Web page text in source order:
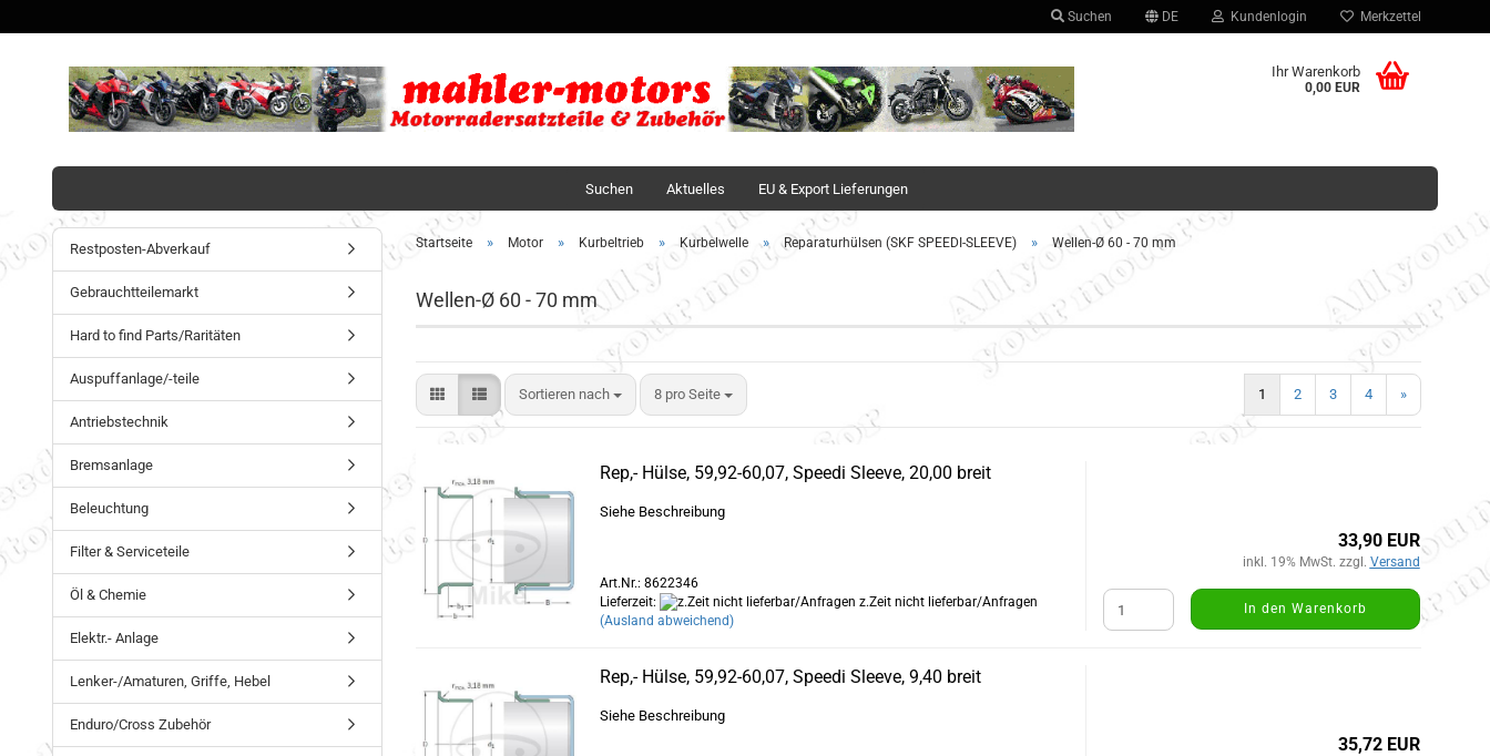
Suchen DE
Sprache auswählen
Kundenlogin
Konto erstellen
Passwort vergessen?
Merkzettel
Ihr Warenkorb
0,00 EUR
Suchen Aktuelles EU & Export Lieferungen
Startseite » Motor » Kurbeltrieb » Kurbelwelle » Reparaturhülsen (SKF SPEEDI-SLEEVE) » Wellen-Ø 60 - 70 mm
Wellen-Ø 60 - 70 mm
Sortieren nach 8 pro Seite 1 2 3 4 »
Rep,- Hülse, 59,92-60,07, Speedi Sleeve, 20,00 breit
Siehe Beschreibung
Art.Nr.: 8622346
Lieferzeit:
z.Zeit nicht lieferbar/Anfragen
(Ausland abweichend)
33,90 EUR
inkl. 19% MwSt. zzgl. Versand
In den Warenkorb
Rep,- Hülse, 59,92-60,07, Speedi Sleeve, 9,40 breit
Siehe Beschreibung
35,72 EUR
Restposten-Abverkauf
Gebrauchtteilemarkt
Hard to find Parts/Raritäten
Auspuffanlage/-teile
Antriebstechnik
Bremsanlage
Beleuchtung
Filter & Serviceteile
Öl & Chemie
Elektr.- Anlage
Lenker-/Amaturen, Griffe, Hebel
Enduro/Cross Zubehör